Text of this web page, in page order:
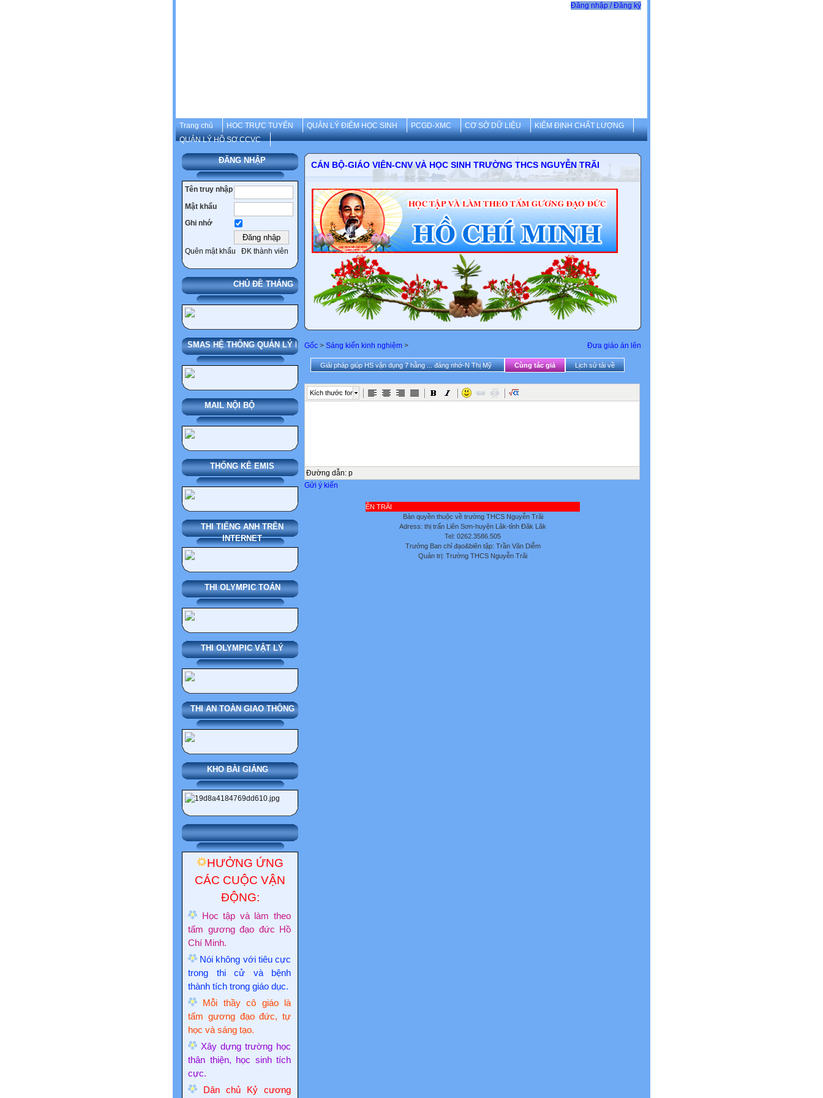
Đăng nhập / Đăng ký
Trang chủ HOC TRỰC TUYẾN QUẢN LÝ ĐIỂM HỌC SINH PCGD-XMC CƠ SỞ DỮ LIỆU
KIỂM ĐỊNH CHẤT LƯỢNG
QUẢN LÝ HỒ SƠ CCVC
ĐĂNG NHẬP
Tên truy nhập
Mật khẩu
Ghi nhớ
Quên mật khẩu ĐK thành viên
CHỦ ĐỀ THÁNG
SMAS HỆ THỐNG QUẢN LÝ NHÀ TRƯỜNG
MAIL NỘI BỘ
THỐNG KÊ EMIS
THI TIẾNG ANH TRÊN
INTERNET
THI OLYMPIC TOÁN
THI OLYMPIC VẬT LÝ
THI AN TOÀN GIAO THÔNG
KHO BÀI GIẢNG
HƯỞNG ỨNG
CÁC CUỘC VẬN
ĐỘNG:
Học tập và làm theo
tấm gương đạo đức Hồ
Chí Minh.
Nói không với tiêu cực
trong thi cử và bệnh
thành tích trong giáo dục.
Mỗi thầy cô giáo là
tấm gương đạo đức, tự
học và sáng tạo.
Xây dựng trường học
thân thiện, học sinh tích
cực.
Dân chủ Kỷ cương
CÁN BỘ-GIÁO VIÊN-CNV VÀ HỌC SINH TRƯỜNG THCS NGUYỄN TRÃI
Đưa giáo án lên
Gốc > Sáng kiến kinh nghiệm >
Giải pháp giúp HS vận dụng 7 hằng ... đáng nhớ-N Thị Mỹ Cùng tác giả Lịch sử tải về
Kích thước font
Đường dẫn: p
Gửi ý kiến
Bản quyền thuộc về trường THCS Nguyễn Trãi
Adress: thị trấn Liên Sơn-huyện Lăk-tỉnh Đăk Lăk
Tel: 0262.3586.505
Trưởng Ban chỉ đạo&biên tập: Trần Văn Diễm
Quản trị: Trường THCS Nguyễn Trãi